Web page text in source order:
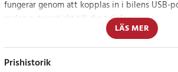
fungerar genom att kopplas in i bilens USB-
sedan automatiskt till din telefon.
Trådlös och problemfri anslutning
LÄS MER
Prishistorik